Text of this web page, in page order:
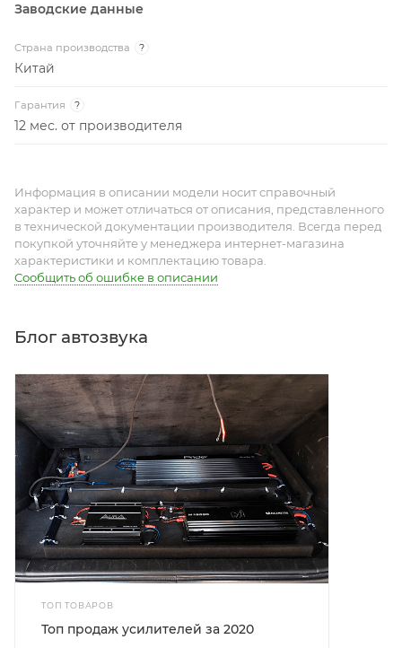
Заводские данные
Страна производства ?
Китай
Гарантия ?
12 мес. от производителя
Информация в описании модели носит справочный
характер и может отличаться от описания, представленного
в технической документации производителя. Всегда перед
покупкой уточняйте у менеджера интернет-магазина
характеристики и комплектацию товара.
Сообщить об ошибке в описании
Блог автозвука
ТОП ТОВАРОВ
Топ продаж усилителей за 2020